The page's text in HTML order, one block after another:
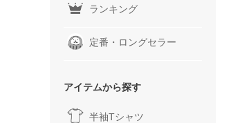
ランキング
定番・ロングセラー
アイテムから探す
半袖Tシャツ